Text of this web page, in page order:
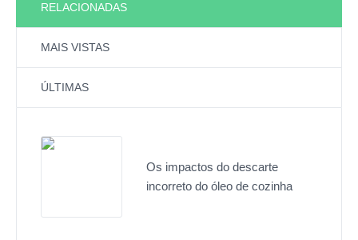
RELACIONADAS
MAIS VISTAS
ÚLTIMAS
Os impactos do descarte
incorreto do óleo de cozinha